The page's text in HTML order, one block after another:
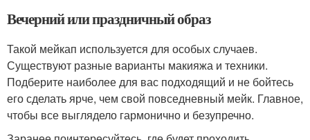
Вечерний или праздничный образ
Такой мейкап используется для особых случаев.
Существуют разные варианты макияжа и техники.
Подберите наиболее для вас подходящий и не бойтесь
его сделать ярче, чем свой повседневный мейк. Главное,
чтобы все выглядело гармонично и безупречно.